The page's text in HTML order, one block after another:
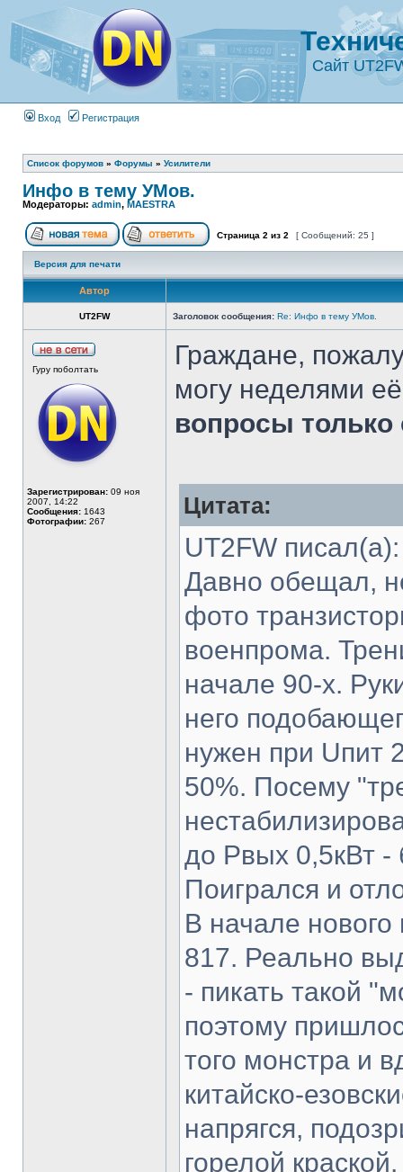
Сайт
Вход Регистрация
Список форумов » Форумы » Усилители
Инфо в тему УМов.
Модераторы: admin, MAESTRA
Страница 2 из 2 [ Сообщений: 25 ]
Версия для печати
Автор
UT2FW Заголовок сообщения: Re: Инфо в тему УМов.
Гуру поболтать
Зарегистрирован: 09 ноя
2007, 14:22
Сообщения: 1643
Фотографии: 267
Граждане,
могу неделями
вопросы
Цитата:
UT2FW писал(а):
Давно обещал,
фото
военпрома.
начале 90-х.
него
нужен при Uпит
50%. Посему
до Рвых 0,5кВт -
Поигрался и
В начале
817. Реально
- пикать такой
поэтому
того монстра и
китайско-
напрягся,
горелой